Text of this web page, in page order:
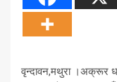
वृन्दावन,मथुरा ।अक्रूर